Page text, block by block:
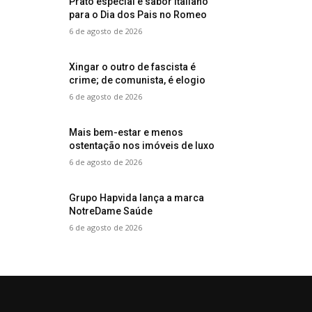
para o Dia dos Pais no Romeo
6 de agosto de 2026
Xingar o outro de fascista é
crime; de comunista, é elogio
6 de agosto de 2026
Mais bem-estar e menos
ostentação nos imóveis de luxo
6 de agosto de 2026
Grupo Hapvida lança a marca
NotreDame Saúde
6 de agosto de 2026